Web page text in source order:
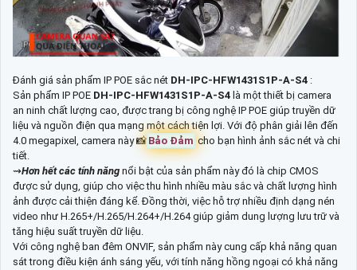
Đánh giá sản phẩm IP POE sắc nét DH-IPC-HFW1431S1P-A-S4 :
Sản phẩm IP POE DH-IPC-HFW1431S1P-A-S4 là một thiết bị camera
an ninh chất lượng cao, được trang bị công nghệ IP POE giúp truyền dữ
liệu và nguồn điện qua mạng một cách tiện lợi. Với độ phân giải lên đến
4.0 megapixel, camera này 📸 Bảo Đảm cho bạn hình ảnh sắc nét và chi
tiết.
⇝Hơn hết các tính năng nổi bật của sản phẩm này đó là chip CMOS
được sử dụng, giúp cho việc thu hình nhiều màu sắc và chất lượng hình
ảnh được cải thiện đáng kể. Đồng thời, việc hỗ trợ nhiều định dạng nén
video như H.265+/H.265/H.264+/H.264 giúp giảm dung lượng lưu trữ và
tăng hiệu suất truyền dữ liệu.
Với công nghệ ban đêm ONVIF, sản phẩm này cung cấp khả năng quan
sát trong điều kiện ánh sáng yếu, với tính năng hồng ngoại có khả năng